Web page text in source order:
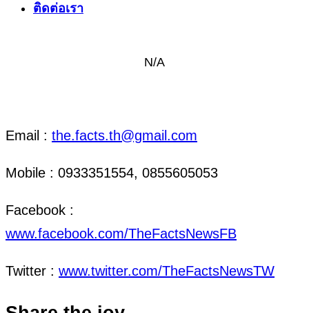
ติดต่อเรา
N/A
Email : the.facts.th@gmail.com
Mobile : 0933351554, 0855605053
Facebook :
www.facebook.com/TheFactsNewsFB
Twitter : www.twitter.com/TheFactsNewsTW